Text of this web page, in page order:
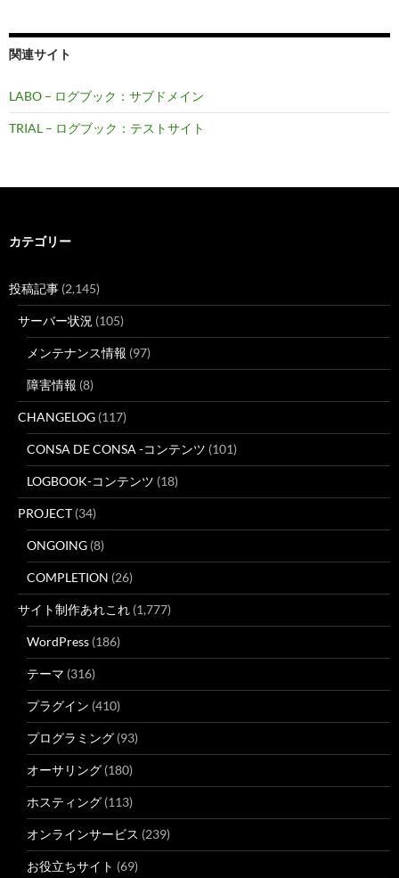
関連サイト
LABO – ログブック：サブドメイン
TRIAL – ログブック：テストサイト
カテゴリー
投稿記事 (2,145)
サーバー状況 (105)
メンテナンス情報 (97)
障害情報 (8)
CHANGELOG (117)
CONSA DE CONSA -コンテンツ (101)
LOGBOOK-コンテンツ (18)
PROJECT (34)
ONGOING (8)
COMPLETION (26)
サイト制作あれこれ (1,777)
WordPress (186)
テーマ (316)
プラグイン (410)
プログラミング (93)
オーサリング (180)
ホスティング (113)
オンラインサービス (239)
お役立ちサイト (69)